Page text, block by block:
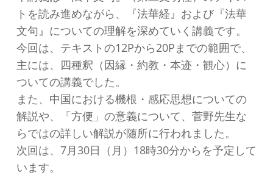
トを読み進めながら、『法華経』および『法華
文句』についての理解を深めていく講義です。
今回は、テキストの12Pから20Pまでの範囲で、
主には、四種釈（因縁・約教・本迹・観心）に
ついての講義でした。
また、中国における機根・感応思想についての
解説や、「方便」の意義について、菅野先生な
らではの詳しい解説が随所に行われました。
次回は、7月30日（月）18時30分からを予定して
います。